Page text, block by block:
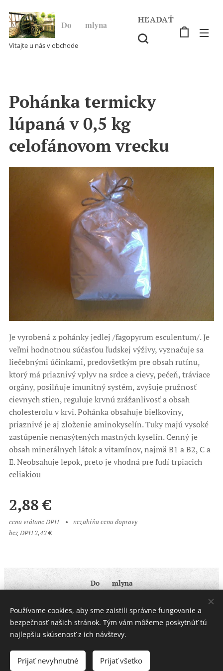
Do ♥ mlyna
Vitajte u nás v obchode
HĽADAŤ
Pohánka termicky
lúpaná v 0,5 kg
celofánovom vrecku
Je vyrobená z pohánky jedlej /fagopyrum esculentum/. Je
veľmi hodnotnou súčasťou ľudskej výživy, vyznačuje sa
liečebnými účinkami, predovšetkým pre obsah rutínu,
ktorý má priaznivý vplyv na srdce a cievy, pečeň, tráviace
orgány, posilňuje imunitný systém, zvyšuje pružnosť
cievnych stien, reguluje krvnú zrážanlivosť a obsah
cholesterolu v krvi. Pohánka obsahuje bielkoviny,
priaznivé je aj zloženie aminokyselín. Tuky majú vysoké
zastúpenie nenasýtených mastných kyselín. Cenný je
obsah minerálnych látok a vitamínov, najmä B1 a B2, C a
E. Neobsahuje lepok, preto je vhodná pre ľudí trpiacich
celiakiou
2,88€
cena vrátane DPH
nezahŕňa cenu dopravy
bez DPH 2,42 €
Do košíka
Do ♥ mlyna
Cookies
Používame cookies, aby sme zaistili správne fungovanie a
bezpečnosť našich stránok. Tým vám môžeme poskytnúť tú
najlepšiu skúsenosť z ich návštevy.
Prijať nevyhnutné Prijať všetko